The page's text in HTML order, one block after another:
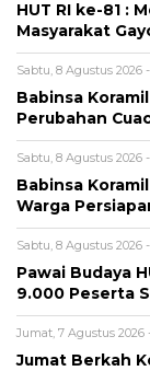
HUT RI ke-81 :
Masyarakat
Sabtu, 8 Agustus 2026
‎Babinsa
Perubahan
Sabtu, 8 Agustus 2026
‎Babinsa
Warga
Sabtu, 8 Agustus 2026
Pawai Budaya
9.000 Peserta
Jumat, 7 Agustus 2026
Jumat Berkah